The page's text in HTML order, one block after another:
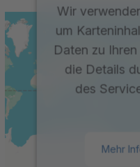
Wir
um
Daten zu
die Details
des
Mehr